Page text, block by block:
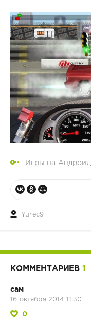
Игры на Андроид
Yurec9
КОММЕНТАРИЕВ 1
сам
16 октября 2014 11:30
0